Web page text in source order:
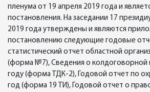
пленума от 19 апреля 2019 года и
постановления. На заседании 17
2019 года утверждены и являются
постановлению следующие годовые
статистический отчет областной
(форма №7), Сведения о колдоговорной
году (форма ТДК-2), Годовой отчет по
год (форма 19 ТИ), Годовой отчет о